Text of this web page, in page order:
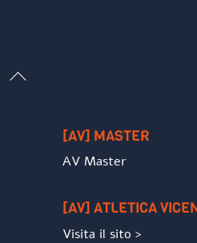
Back
[AV] MASTER
AV Master
[AV] ATLETICA
Visita il sito >